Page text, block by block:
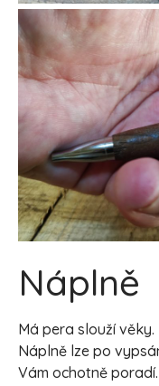
Náplně
Má pera slouží
Náplně lze po
Vám ochotně